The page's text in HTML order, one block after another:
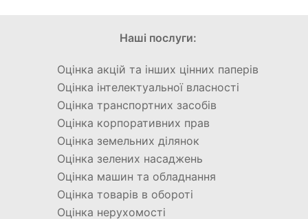
Наші послуги:
Оцінка акцій та інших цінних паперів
Оцінка інтелектуальної власності
Оцінка транспортних засобів
Оцінка корпоративних прав
Оцінка земельних ділянок
Оцінка зелених насаджень
Оцінка машин та обладнання
Оцінка товарів в обороті
Оцінка нерухомості